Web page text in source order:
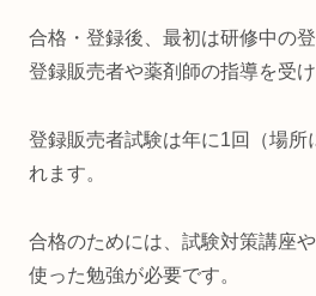
合格・登録後、最初は研修中の
登録販売者や薬剤師の指導を受け
登録販売者試験は年に1回（場所
れます。
合格のためには、試験対策講座
使った勉強が必要です。